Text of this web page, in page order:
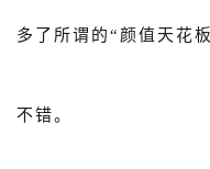
多了所谓的“颜值天花
不错。